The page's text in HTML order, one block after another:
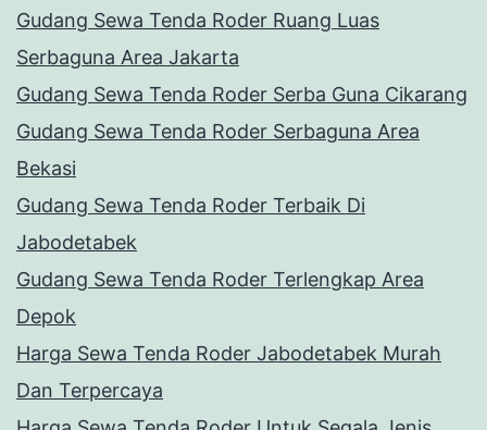
Gudang Sewa Tenda Roder Ruang Luas
Serbaguna Area Jakarta
Gudang Sewa Tenda Roder Serba Guna Cikarang
Gudang Sewa Tenda Roder Serbaguna Area
Bekasi
Gudang Sewa Tenda Roder Terbaik Di
Jabodetabek
Gudang Sewa Tenda Roder Terlengkap Area
Depok
Harga Sewa Tenda Roder Jabodetabek Murah
Dan Terpercaya